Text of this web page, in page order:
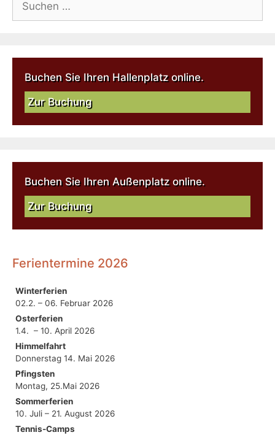
Buchen Sie Ihren Hallenplatz online.
Zur Buchung
Buchen Sie Ihren Außenplatz online.
Zur Buchung
Ferientermine 2026
Winterferien
02.2. – 06. Februar 2026
Osterferien
1.4. – 10. April 2026
Himmelfahrt
Donnerstag 14. Mai 2026
Pfingsten
Montag, 25.Mai 2026
Sommerferien
10. Juli – 21. August 2026
Tennis-Camps